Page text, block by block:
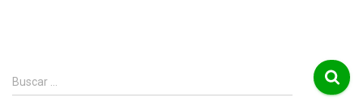
B
u
Buscar …